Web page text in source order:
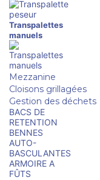
Transpalettes
manuels
Mezzanine
Cloisons grillagées
Gestion des déchets
BACS DE
RETENTION
BENNES
AUTO-
BASCULANTES
ARMOIRE A
FÛTS